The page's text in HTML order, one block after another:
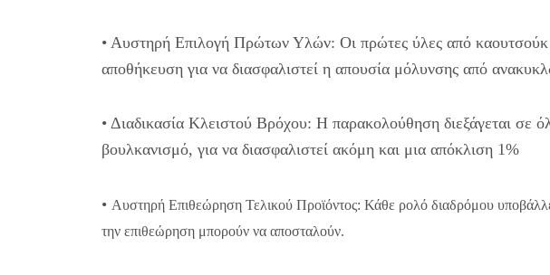
• Αυστηρή Επιλογή Πρώτων Υλών: Οι πρώτες ύλες από
αποθήκευση για να διασφαλιστεί η απουσία μόλυνσης από
• Διαδικασία Κλειστού Βρόχου: Η παρακολούθηση διεξάγεται σε
βουλκανισμό, για να διασφαλιστεί ακόμη και μια απόκλιση 1%
• Αυστηρή Επιθεώρηση Τελικού Προϊόντος: Κάθε ρολό διαδρόμου
την επιθεώρηση μπορούν να αποσταλούν.